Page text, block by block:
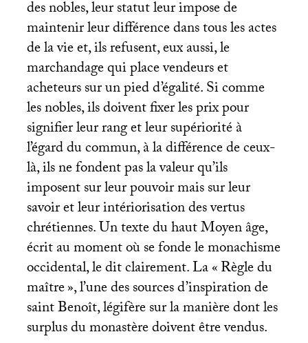
des nobles, leur statut leur impose de
maintenir leur différence dans tous les actes
de la vie et, ils refusent, eux aussi, le
marchandage qui place vendeurs et
acheteurs sur un pied d’égalité. Si comme
les nobles, ils doivent fixer les prix pour
signifier leur rang et leur supériorité à
l’égard du commun, à la différence de ceux-
là, ils ne fondent pas la valeur qu’ils
imposent sur leur pouvoir mais sur leur
savoir et leur intériorisation des vertus
chrétiennes. Un texte du haut Moyen âge,
écrit au moment où se fonde le monachisme
occidental, le dit clairement. La «Règle du
maître», l’une des sources d’inspiration de
saint Benoît, légifère sur la manière dont les
surplus du monastère doivent être vendus.